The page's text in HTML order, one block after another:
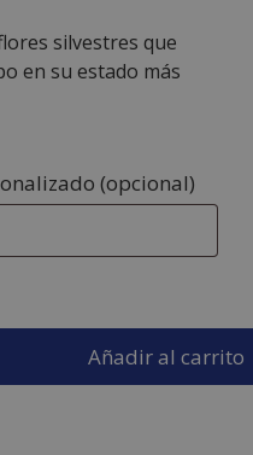
silvestres que
en su estado más
(opcional)
Añadir al carrito